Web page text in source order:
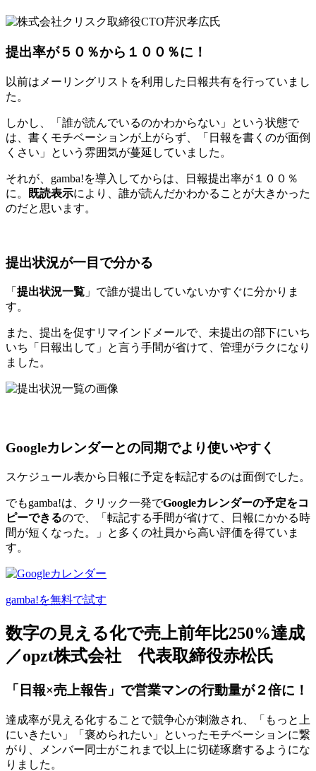
提出率が５０％から１００％に！
以前はメーリングリストを利用した日報共有を行っていまし
た。
しかし、「誰が読んでいるのかわからない」という状態で
は、書くモチベーションが上がらず、「日報を書くのが面倒
くさい」という雰囲気が蔓延していました。
それが、gamba!を導入してからは、日報提出率が１００％
に。
既読表示により、誰が読んだかわかることが大きかった
のだと思います。
提出状況が一目で分かる
「 提出状況一覧 」で誰が提出していないかすぐに分かりま
す。
また、提出を促すリマインドメールで、未提出の部下にいち
いち「日報出して」と言う手間が省けて、管理がラクになり
ました。
Googleカレンダーとの同期でより使いやすく
スケジュール表から日報に予定を転記するのは面倒でした。
でもgamba!は、クリック一発でGoogleカレンダーの予定をコ
ピーできるので、「転記する手間が省けて、日報にかかる時
間が短くなった。」と多くの社員から高い評価を得ていま
す。
gamba!を無料で試す
数字の見える化で売上前年比250%達成
／opzt株式会社 代表取締役赤松氏
「日報×売上報告」で営業マンの行動量が２倍に！
達成率が見える化することで競争心が刺激され、「もっと上
にいきたい」「褒められたい」といったモチベーションに繋
がり、メンバー同士がこれまで以上に切磋琢磨するようにな
りました。